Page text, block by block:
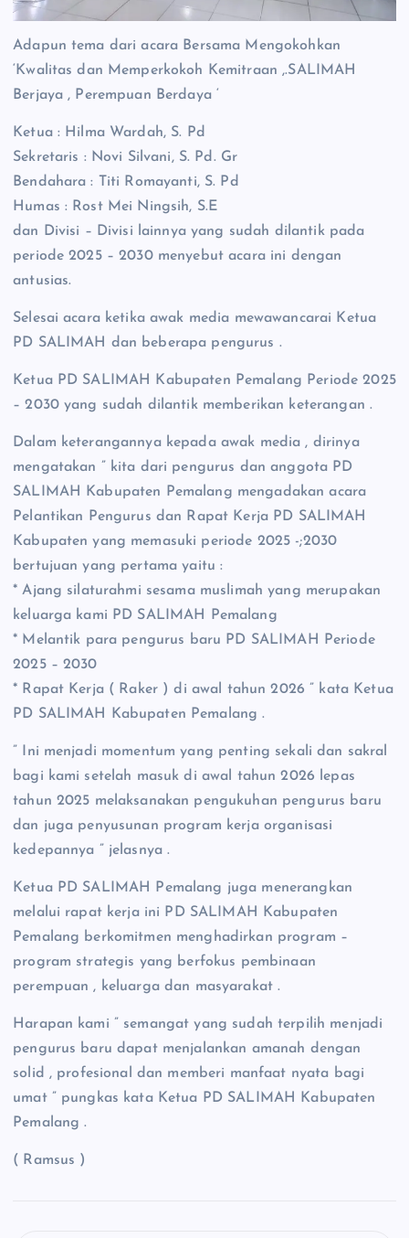
Adapun tema dari acara Bersama Mengokohkan
‘Kwalitas dan Memperkokoh Kemitraan ,.SALIMAH
Berjaya , Perempuan Berdaya ‘
Ketua : Hilma Wardah, S. Pd
Sekretaris : Novi Silvani, S. Pd. Gr
Bendahara : Titi Romayanti, S. Pd
Humas : Rost Mei Ningsih, S.E
dan Divisi – Divisi lainnya yang sudah dilantik pada
periode 2025 – 2030 menyebut acara ini dengan
antusias.
Selesai acara ketika awak media mewawancarai Ketua
PD SALIMAH dan beberapa pengurus .
Ketua PD SALIMAH Kabupaten Pemalang Periode 2025
– 2030 yang sudah dilantik memberikan keterangan .
Dalam keterangannya kepada awak media , dirinya
mengatakan ” kita dari pengurus dan anggota PD
SALIMAH Kabupaten Pemalang mengadakan acara
Pelantikan Pengurus dan Rapat Kerja PD SALIMAH
Kabupaten yang memasuki periode 2025 -;2030
bertujuan yang pertama yaitu :
* Ajang silaturahmi sesama muslimah yang merupakan
keluarga kami PD SALIMAH Pemalang
* Melantik para pengurus baru PD SALIMAH Periode
2025 – 2030
* Rapat Kerja ( Raker ) di awal tahun 2026 ” kata Ketua
PD SALIMAH Kabupaten Pemalang .
” Ini menjadi momentum yang penting sekali dan sakral
bagi kami setelah masuk di awal tahun 2026 lepas
tahun 2025 melaksanakan pengukuhan pengurus baru
dan juga penyusunan program kerja organisasi
kedepannya ” jelasnya .
Ketua PD SALIMAH Pemalang juga menerangkan
melalui rapat kerja ini PD SALIMAH Kabupaten
Pemalang berkomitmen menghadirkan program –
program strategis yang berfokus pembinaan
perempuan , keluarga dan masyarakat .
Harapan kami ” semangat yang sudah terpilih menjadi
pengurus baru dapat menjalankan amanah dengan
solid , profesional dan memberi manfaat nyata bagi
umat ” pungkas kata Ketua PD SALIMAH Kabupaten
Pemalang .
( Ramsus )